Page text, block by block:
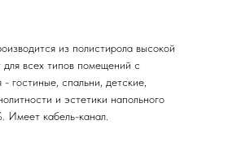
из полистирола высокой
всех типов помещений с
гостиные, спальни, детские,
и эстетики напольного
Имеет кабель-канал.